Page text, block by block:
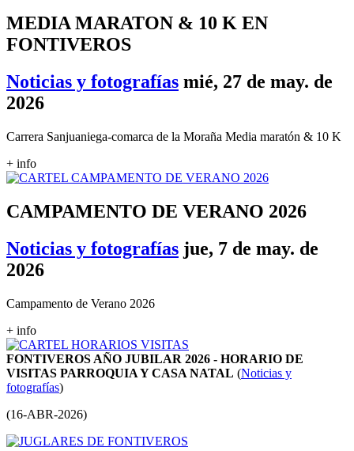
MEDIA MARATON & 10 K EN
FONTIVEROS
Noticias y fotografías mié, 27 de may. de
2026
Carrera Sanjuaniega-comarca de la Moraña Media maratón & 10 K
+ info
CAMPAMENTO DE VERANO 2026
Noticias y fotografías jue, 7 de may. de
2026
Campamento de Verano 2026
+ info
FONTIVEROS AÑO JUBILAR 2026 - HORARIO DE
VISITAS PARROQUIA Y CASA NATAL (Noticias y
fotografías)
(16-ABR-2026)